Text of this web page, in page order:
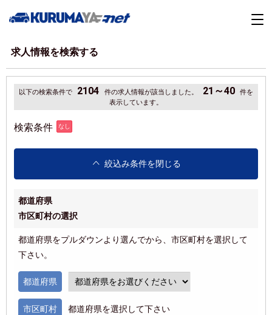
求人情報を検索する
以下の検索条件で 2104 件の求人情報が該当しました。 21～40
件を
表示しています。
検索条件 なし
絞込み条件を閉じる
都道府県
市区町村の選択
都道府県をプルダウンより選んでから、市区町村を選択して
下さい。
都道府県
市区町村 都道府県を選択して下さい